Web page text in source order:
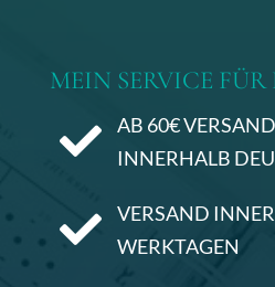
MEIN SERVICE

AB 60€
INNERHALB

VERSAND
WERKTAGEN